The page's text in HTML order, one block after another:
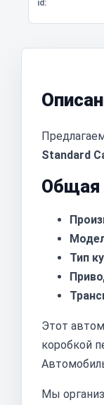
id:
Standard
Общая
Тип
Этот
коробкой
Мы